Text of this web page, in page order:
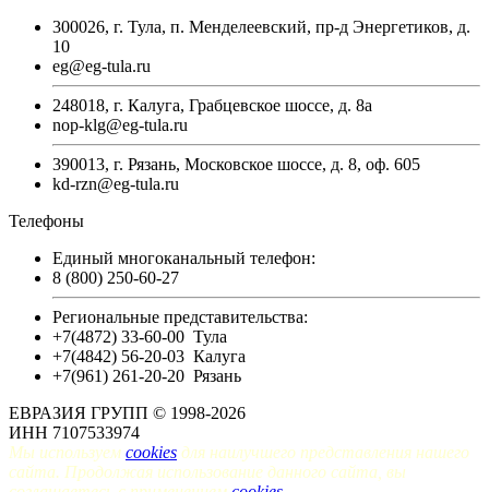
300026, г. Тула, п. Менделеевский, пр-д Энергетиков, д.
10
eg@eg-tula.ru
248018, г. Калуга, Грабцевское шоссе, д. 8а
nop-klg@eg-tula.ru
390013, г. Рязань, Московское шоссе, д. 8, оф. 605
kd-rzn@eg-tula.ru
Телефоны
Единый многоканальный телефон:
8 (800) 250-60-27
Региональные представительства:
+7(4872) 33-60-00 Тула
+7(4842) 56-20-03 Калуга
+7(961) 261-20-20 Рязань
ЕВРАЗИЯ ГРУПП © 1998-2026
ИНН 7107533974
Мы используем cookies для наилучшего представления нашего
сайта. Продолжая использование данного сайта, вы